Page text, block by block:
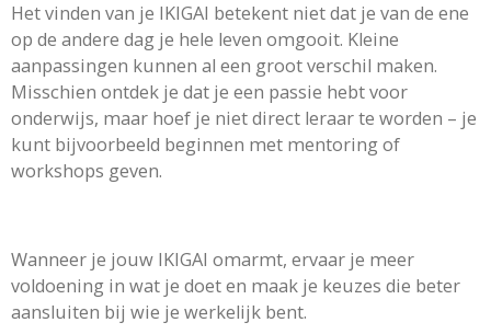
Het vinden van je IKIGAI betekent niet dat je van de ene
op de andere dag je hele leven omgooit. Kleine
aanpassingen kunnen al een groot verschil maken.
Misschien ontdek je dat je een passie hebt voor
onderwijs, maar hoef je niet direct leraar te worden – je
kunt bijvoorbeeld beginnen met mentoring of
workshops geven.
Wanneer je jouw IKIGAI omarmt, ervaar je meer
voldoening in wat je doet en maak je keuzes die beter
aansluiten bij wie je werkelijk bent.